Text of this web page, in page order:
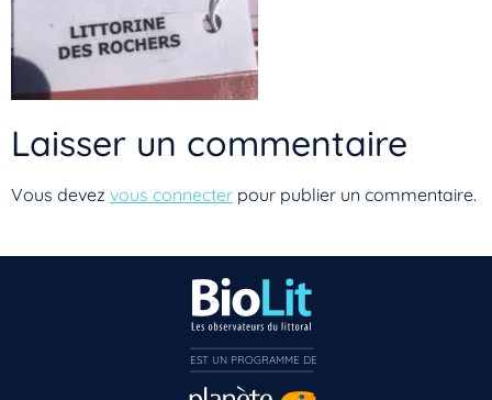
Laisser un commentaire
Vous devez vous connecter pour publier un commentaire.